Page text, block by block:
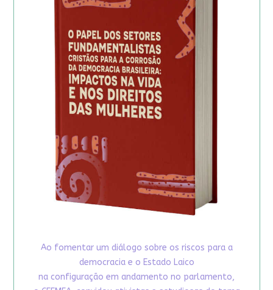
Ao fomentar um diálogo sobre os riscos para a
democracia e o Estado Laico
na configuração em andamento no parlamento,